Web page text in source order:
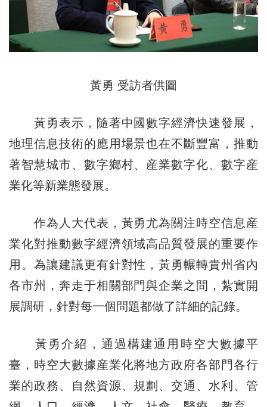
黃勇 受訪者供圖
黃勇表示，隨著中國數字經濟快速發展，
地理信息技術的應用場景也在不斷豐富，推動
著智慧城市、數字鄉村、産業數字化、數字産
業化等新業態發展。
作為人大代表，黃勇尤為關注時空信息産
業化對推動數字經濟領域高品質發展的重要作
用。為讓建議更有針對性，黃勇輾轉貴州省內
各市州，奔走于相關部門與企業之間，紮實開
展調研，針對每一個問題都做了詳細的記錄。
黃勇介紹，通過構建通用時空大數據平
臺，時空大數據産業化將地方政府各部門各行
業的政務、自然資源、規劃、交通、水利、管